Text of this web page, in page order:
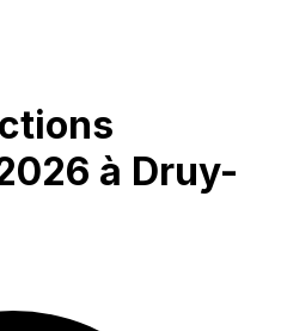
à Druy-